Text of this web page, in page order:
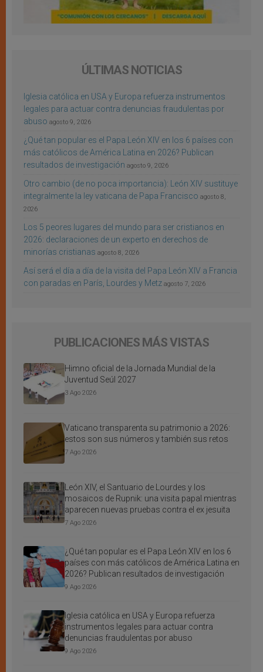
ÚLTIMAS NOTICIAS
Iglesia católica en USA y Europa refuerza instrumentos
legales para actuar contra denuncias fraudulentas por
abuso agosto 9, 2026
¿Qué tan popular es el Papa León XIV en los 6 países con
más católicos de América Latina en 2026? Publican
resultados de investigación agosto 9, 2026
Otro cambio (de no poca importancia): León XIV sustituye
integralmente la ley vaticana de Papa Francisco agosto 8,
2026
Los 5 peores lugares del mundo para ser cristianos en
2026: declaraciones de un experto en derechos de
minorías cristianas agosto 8, 2026
Así será el día a día de la visita del Papa León XIV a Francia
con paradas en París, Lourdes y Metz agosto 7, 2026
PUBLICACIONES MÁS VISTAS
Himno oficial de la Jornada Mundial de la
Juventud Seúl 2027
3 Ago 2026
Vaticano transparenta su patrimonio a 2026:
estos son sus números y también sus retos
7 Ago 2026
León XIV, el Santuario de Lourdes y los
mosaicos de Rupnik: una visita papal mientras
aparecen nuevas pruebas contra el ex jesuita
7 Ago 2026
¿Qué tan popular es el Papa León XIV en los 6
países con más católicos de América Latina en
2026? Publican resultados de investigación
9 Ago 2026
Iglesia católica en USA y Europa refuerza
instrumentos legales para actuar contra
denuncias fraudulentas por abuso
9 Ago 2026